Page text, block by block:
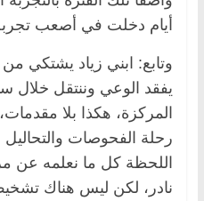
أيام دخلت في أصعب
وتابع: ابني زياد يشتكي
يفقد الوعي وننتقل خلال
المركزة، هكذا بلا
رحلة الفحوصات والتحاليل
اللحظة كل ما نعلمه عن
نادر، لكن ليس هناك